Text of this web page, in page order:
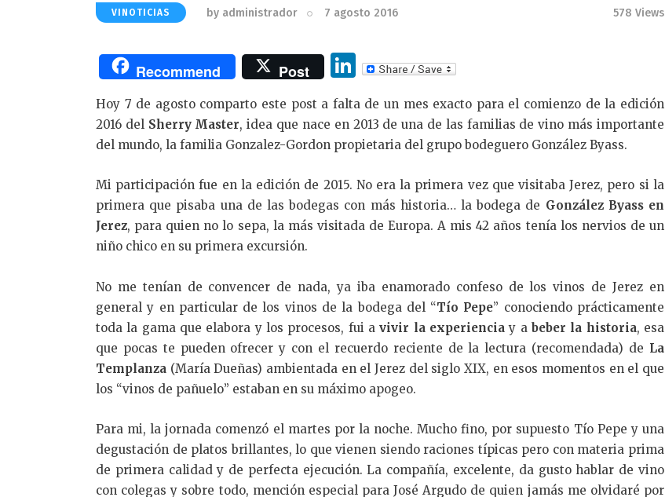
VINOTICIAS by administrador 7 agosto 2016 578 Views
Recommend Post
Li
n
k
e
n
Hoy 7 de agosto comparto este post a falta de un mes exacto para el comienzo de la edición
2016 del Sherry Master, idea que nace en 2013 de una de las familias de vino más importante
del mundo, la familia Gonzalez-Gordon propietaria del grupo bodeguero González Byass.
Mi participación fue en la edición de 2015. No era la primera vez que visitaba Jerez, pero si la
primera que pisaba una de las bodegas con más historia… la bodega de González Byass en
Jerez, para quien no lo sepa, la más visitada de Europa. A mis 42 años tenía los nervios de un
niño chico en su primera excursión.
No me tenían de convencer de nada, ya iba enamorado confeso de los vinos de Jerez en
general y en particular de los vinos de la bodega del “Tío Pepe” conociendo prácticamente
toda la gama que elabora y los procesos, fui avivir la experienciay a beber la historia, esa
que pocas te pueden ofrecer y con el recuerdo reciente de la lectura (recomendada) de La
Templanza (María Dueñas) ambientada en el Jerez del siglo XIX, en esos momentos en el que
los “vinos de pañuelo” estaban en su máximo apogeo.
Para mi, la jornada comenzó el martes por la noche. Mucho fino, por supuesto Tío Pepe y una
degustación de platos brillantes, lo que vienen siendo raciones típicas pero con materia prima
de primera calidad y de perfecta ejecución. La compañía, excelente, da gusto hablar de vino
con colegas y sobre todo, mención especial para José Argudo de quien jamás me olvidaré por